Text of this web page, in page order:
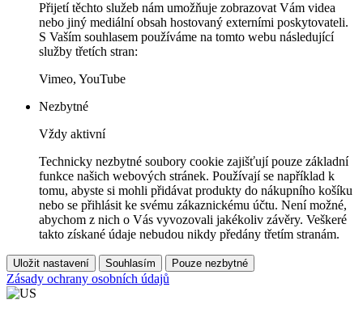
Přijetí těchto služeb nám umožňuje zobrazovat Vám videa
nebo jiný mediální obsah hostovaný externími poskytovateli.
S Vaším souhlasem používáme na tomto webu následující
služby třetích stran:
Vimeo, YouTube
Nezbytné
Vždy aktivní
Technicky nezbytné soubory cookie zajišťují pouze základní
funkce našich webových stránek. Používají se například k
tomu, abyste si mohli přidávat produkty do nákupního košíku
nebo se přihlásit ke svému zákaznickému účtu. Není možné,
abychom z nich o Vás vyvozovali jakékoliv závěry. Veškeré
takto získané údaje nebudou nikdy předány třetím stranám.
Uložit nastavení Souhlasím Pouze nezbytné
Zásady ochrany osobních údajů